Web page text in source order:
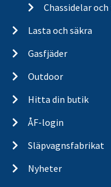
Chassidelar
Lasta och säkra
Gasfjäder
Outdoor
Hitta din butik
ÅF-login
Släpvagnsfabrikat
Nyheter